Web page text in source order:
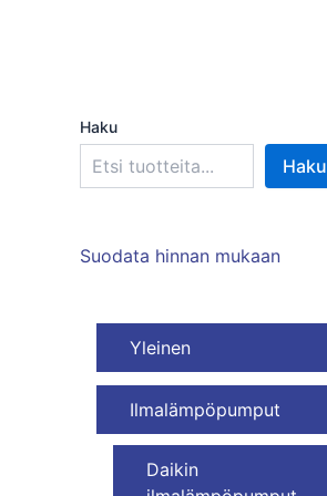
Haku
Haku
Suodata hinnan mukaan
Yleinen
Ilmalämpöpumput
Daikin